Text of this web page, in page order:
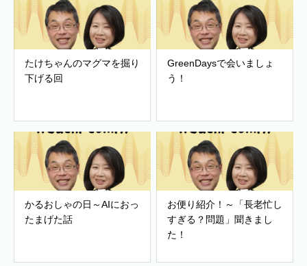
たけちゃんのマグマを掘り
下げる回
GreenDaysで会いましょ
う！
かるおしゃの日～AIにおっ
たまげた話
お便り紹介！～「長老忙し
すぎる？問題」聞きまし
た！